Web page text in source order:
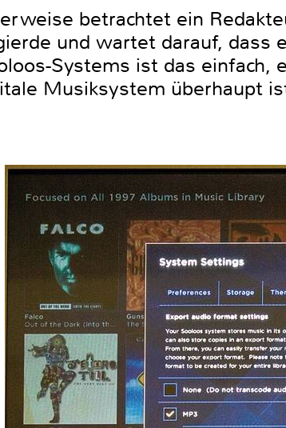
betrachtet ein
und wartet darauf, dass
Systems ist das einfach,
Musiksystem überhaupt